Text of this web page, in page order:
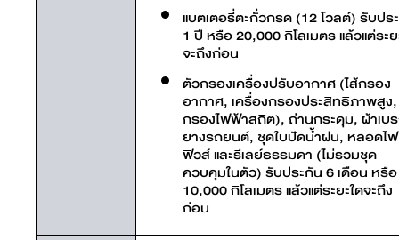
แบตเตอรี่ตะกั่วกรด (12 โวลต์) รับปร
1 ปี หรือ 20,000 กิโลเมตร แล้วแต่ระย
จะถึงก่อน
ตัวกรองเครื่องปรับอากาศ (ไส้กรอง
อากาศ, เครื่องกรองประสิทธิภาพสูง
กรองไฟฟ้าสถิต), ถ่านกระดุม, ผ้าเบ
ยางรถยนต์, ชุดใบปัดน้ำฝน, หลอดไ
ฟิวส์ และรีเลย์ธรรมดา (ไม่รวมชุด
ควบคุมในตัว) รับประกัน 6 เดือน หรือ
10,000 กิโลเมตร แล้วแต่ระยะใดจะถึง
ก่อน